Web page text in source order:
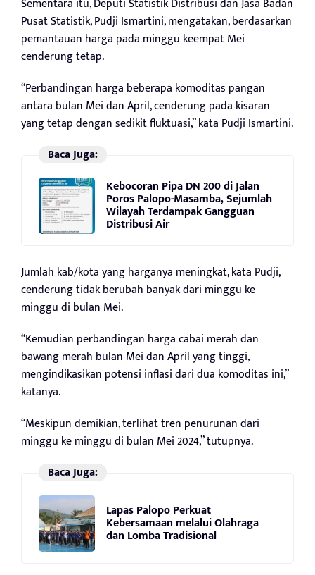
Sementara itu, Deputi Statistik Distribusi dan Jasa Badan
Pusat Statistik, Pudji Ismartini, mengatakan, berdasarkan
pemantauan harga pada minggu keempat Mei
cenderung tetap.
“Perbandingan harga beberapa komoditas pangan
antara bulan Mei dan April, cenderung pada kisaran
yang tetap dengan sedikit fluktuasi,” kata Pudji Ismartini.
Baca Juga:
Kebocoran Pipa DN 200 di Jalan
Poros Palopo-Masamba, Sejumlah
Wilayah Terdampak Gangguan
Distribusi Air
Jumlah kab/kota yang harganya meningkat, kata Pudji,
cenderung tidak berubah banyak dari minggu ke
minggu di bulan Mei.
“Kemudian perbandingan harga cabai merah dan
bawang merah bulan Mei dan April yang tinggi,
mengindikasikan potensi inflasi dari dua komoditas ini,”
katanya.
“Meskipun demikian, terlihat tren penurunan dari
minggu ke minggu di bulan Mei 2024,” tutupnya.
Baca Juga:
Lapas Palopo Perkuat
Kebersamaan melalui Olahraga
dan Lomba Tradisional